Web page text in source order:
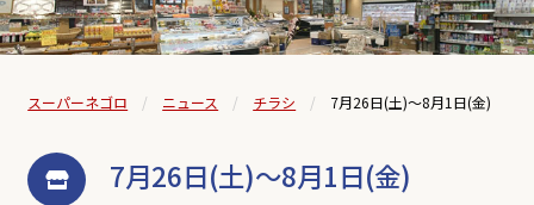
スーパーネゴロ ニュース チラシ 7月26日(土)～8月1日(金)
7月26日(土)～8月1日(金)